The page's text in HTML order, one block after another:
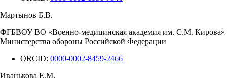
Мартынов Б.В.
ФГБВОУ ВО «Военно-медицинская академия им. С.М. Кирова»
Министерства обороны Российской Федерации
ORCID: 0000-0002-8459-2466
Иванькова Е.М.